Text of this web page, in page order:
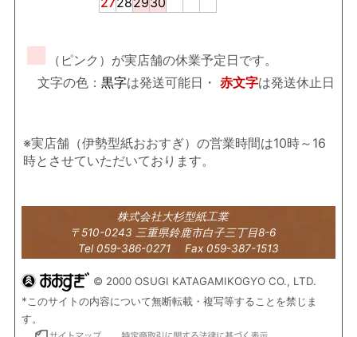
■
（ピンク）が実店舗の休業予定日です。
文字の色： 黒字は発送可能日・ 赤文字は発送休止日
※実店舗（伊勢型紙おおすぎ）の営業時間は10時～16
時とさせていただいております。
株式会社大杉型紙工業
〒510-0243 三重県鈴鹿市白子三丁目8-6
Tel 059-386-0271 Fax 059-387-1513
© 2000 OSUGI KATAGAMIKOGYO CO., LTD.
*このサイトの内容について無断転載・複写等することを禁じま
す。